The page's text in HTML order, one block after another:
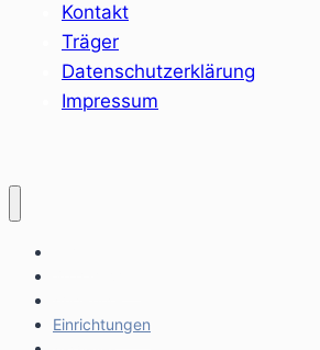
Kontakt
Träger
Datenschutzerklärung
Impressum
Einrichtungen